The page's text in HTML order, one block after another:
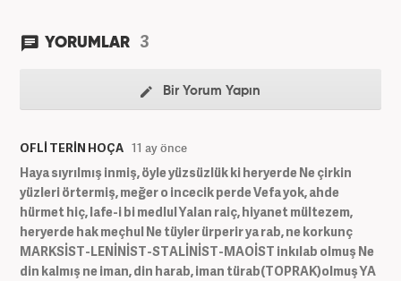
YORUMLAR 3
Bir Yorum Yapın
OFLİ TERİN HOÇA 11 ay önce
Haya sıyrılmış inmiş, öyle yüzsüzlük ki heryerde Ne çirkin
yüzleri örtermiş, meğer o incecik perde Vefa yok, ahde
hürmet hiç, lafe-i bi medlul Yalan raiç, hiyanet mültezem,
heryerde hak meçhul Ne tüyler ürperir ya rab, ne korkunç
MARKSİST-LENİNİST-STALİNİST-MAOİST inkılab olmuş Ne
din kalmış ne iman, din harab, iman türab(TOPRAK)olmuş YA